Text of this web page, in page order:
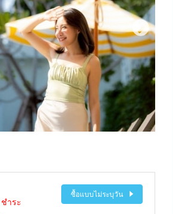
ำระ
ซื้อแบบไม่ระบุวัน